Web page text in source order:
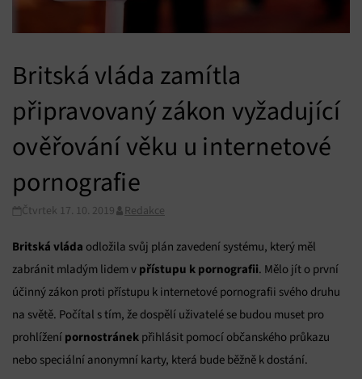
Britská vláda zamítla
připravovaný zákon vyžadující
ověřování věku u internetové
pornografie
Čtvrtek 17. 10. 2019 Redakce
Britská vláda odložila svůj plán zavedení systému, který měl
zabránit mladým lidem v přístupu k pornografii. Mělo jít o první
účinný zákon proti přístupu k internetové pornografii svého druhu
na světě. Počítal s tím, že dospělí uživatelé se budou muset pro
prohlížení pornostránek přihlásit pomocí občanského průkazu
nebo speciální anonymní karty, která bude běžně k dostání.